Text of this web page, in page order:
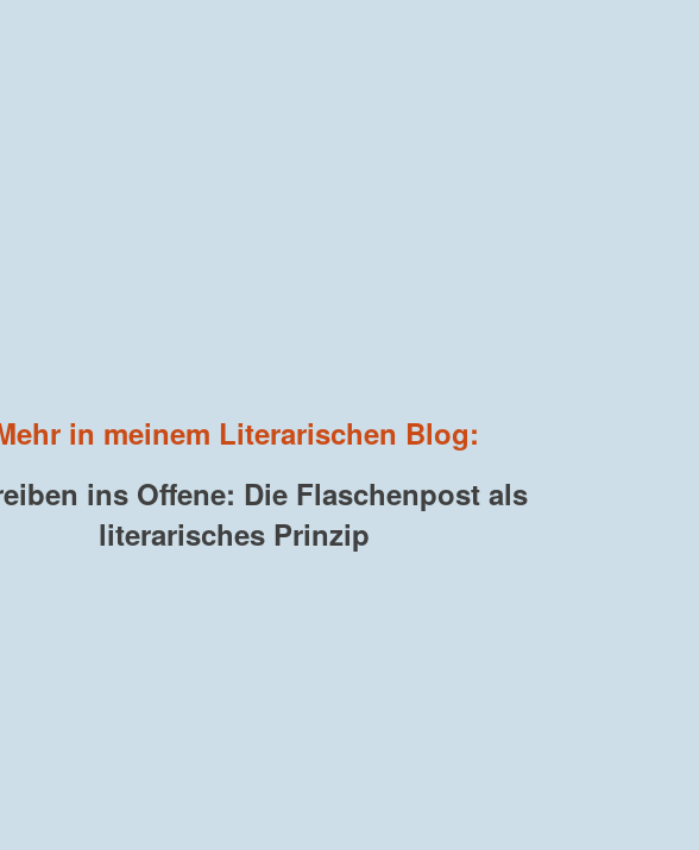
in meinem Literarischen Blog:
ins Offene: Die Flaschenpost als
literarisches Prinzip